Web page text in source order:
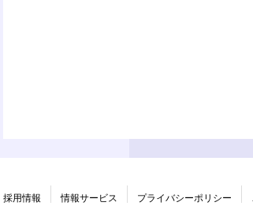
採用情報 情報サービス プライバシーポリシー